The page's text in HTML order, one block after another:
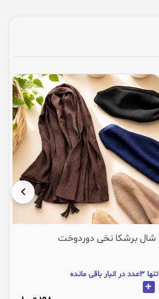
شال برشکا نخی دوردوخت
تنها 3عدد در انبار باقی مانده
+